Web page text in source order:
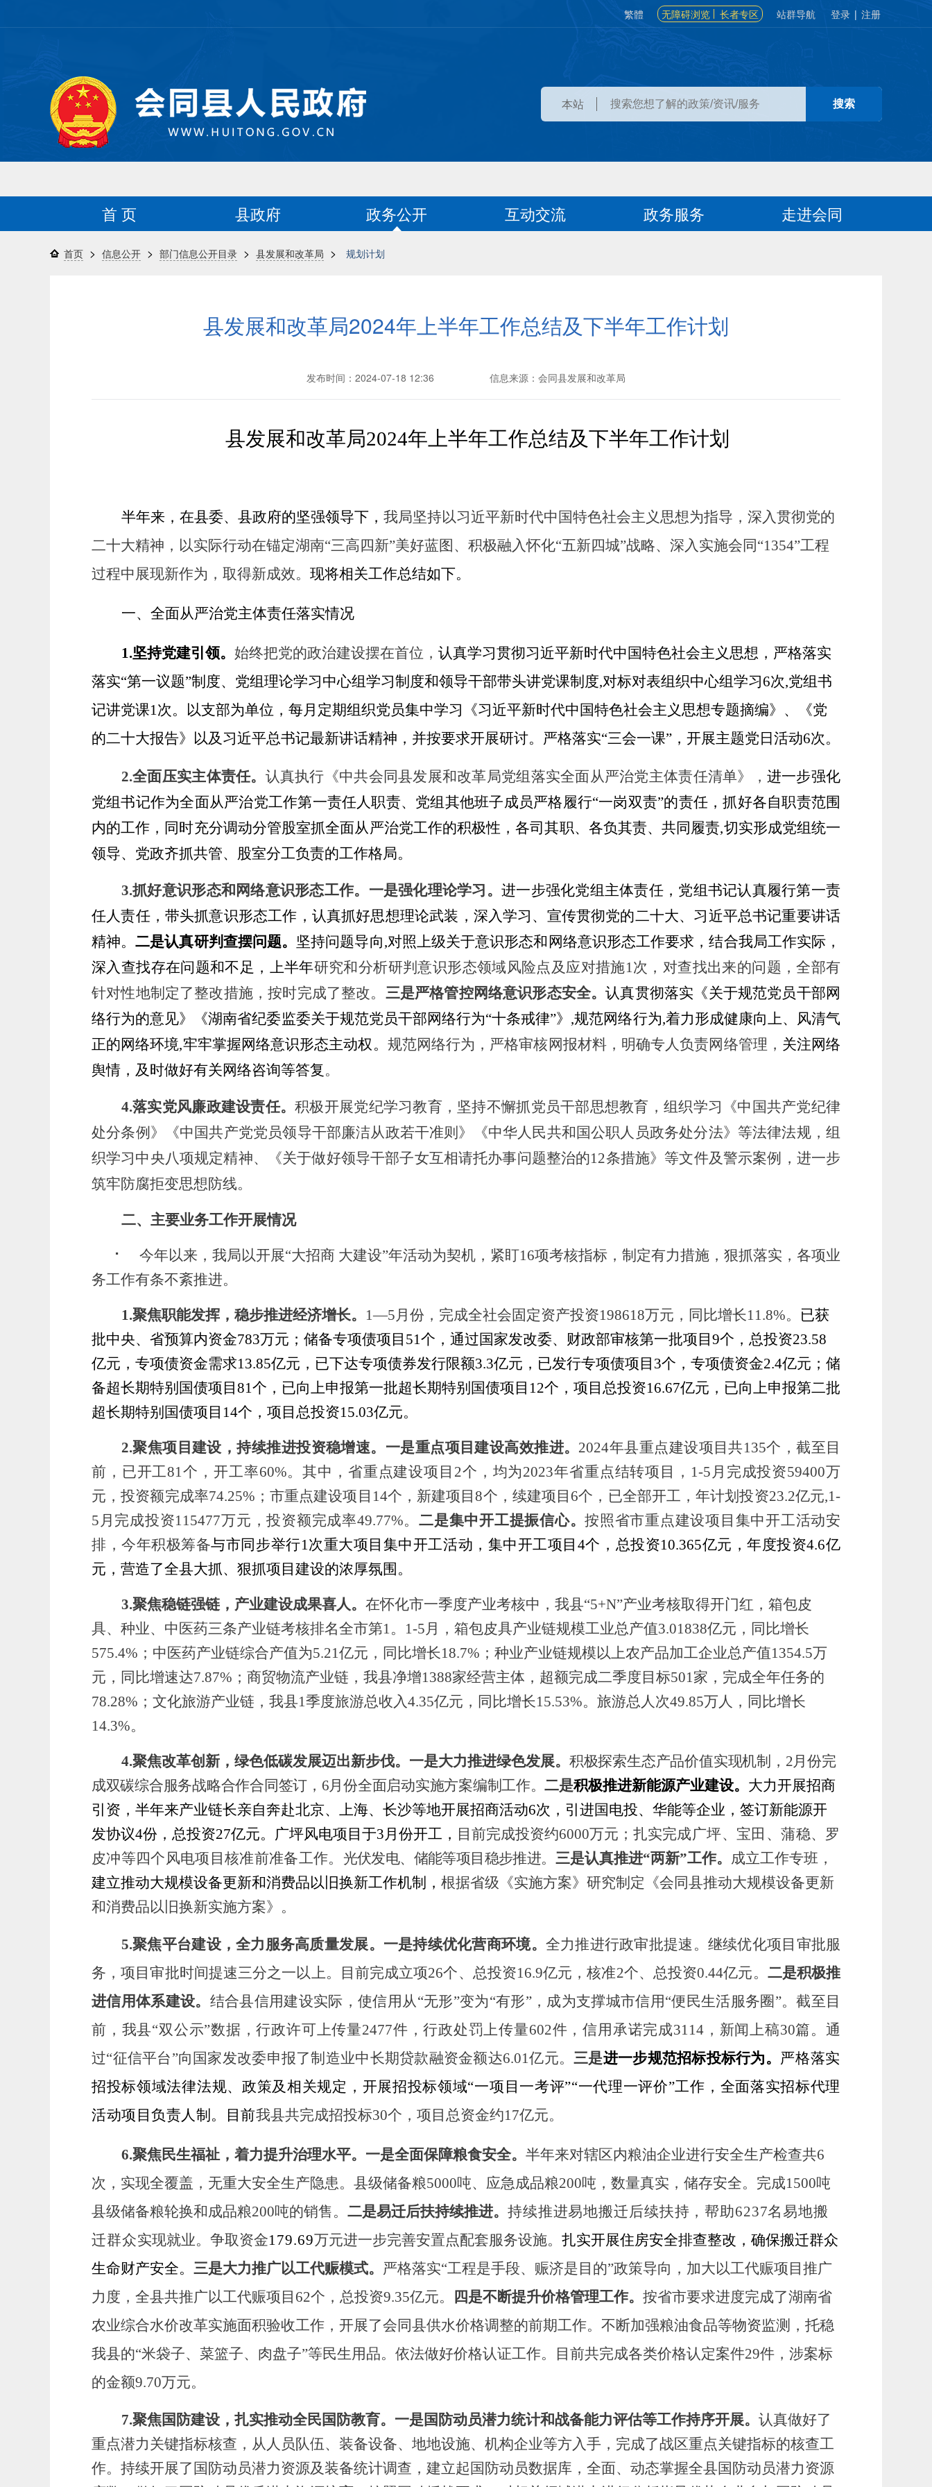
繁體 无障碍浏览 长者专区 站群导航 登录 | 注册
本站
首 页 县政府 政务公开 互动交流 政务服务 走进会同
首页 > 信息公开 > 部门信息公开目录 > 县发展和改革局 > 规划计划
县发展和改革局2024年上半年工作总结及下半年工作计划
发布时间：2024-07-18 12:36 信息来源：会同县发展和改革局
县发展和改革局2024年上半年工作总结及下半年工作计划
半年来，在县委、县政府的坚强领导下， 我局坚持以习近平新时代中国特色社会主义思想为指导，深入贯彻党的
二十大精神，以实际行动在锚定湖南“三高四新”美好蓝图、积极融入怀化“五新四城”战略、深入实施会同“1354”工程
过程中展现新作为，取得新成效。 现将相关工作总结如下。
一、 全面从严治党主体责任落实情况
1.坚持党建引领。 始终把党的政治建设摆在首位， 认真学习贯彻习近平新时代中国特色社会主义思想， 严格落实
落实“第一议题”制度、党组理论学习中心组学习制度和领导干部带头讲党课制度,对标对表组织中心组学习6次,党组书
记讲党课1次。
以支部为单位，每月定期组织党员集中学习《习近平新时代中国特色社会主义思想专题摘编》、《党
的二十大报告》以及习近平总书记最新讲话精神，并按要求开展研讨。 严格落实“三会一课”， 开展主题党日活动6次。
2.全面压实主体责任。 认真执行 《中共会同县发展和改革局党组落实全面从严治党主体责任清单》， 进一步强化
党组书记作为全面从严治党工作第一责任人职责、党组其他班子成员严格履行“一岗双责”的责任，抓好各自职责范围
内的工作，同时充分调动分管股室抓全面从严治党工作的积极性，各司其职、各负其责、共同履责,切实形成党组统一
领导、党政齐抓共管、 股室分工负责的工作格局。
3.抓好意识形态和网络意识形态工作。 一是强化理论学习。 进一步强化党组主体责任，党组书记认真履行第一责
任人责任，带头抓意识形态工作，认真抓好思想理论武装 ， 深入学习、宣传贯彻党的二十大、习近平总书记重要讲话
精神。二是认真研判查摆问题。 坚持问题导向,对照上级关于意识形态和网络意识形态工作要求，结合我局工作实际，
深入查找存在问题和不足 ，上半年研究和分析研判意识形态领域风险点及应对措施1次 ，对查找出来的问题，全部有
针对性地制定了整改措施，按时完成了整改。 三是严格管控网络意识形态安全。认真贯彻落实《关于规范党员干部网
络行为的意见》《湖南省纪委监委关于规范党员干部网络行为“十条戒律”》 ,规范网络行为,着力形成健康向上、风清气
正的网络环境,牢牢掌握网络意识形态主动权。 规范网络行为，严格审核网报材料， 明确专人负责网络管理， 关注网络
舆情，及时做好有关网络咨询等答复。
4.落实党风廉政建设责任。积极开展党纪学习教育， 坚持不懈抓党员干部思想教育 ，组织学习《中国共产党纪律
处分条例》《中国共产党党员领导干部廉洁从政若干准则》《中华人民共和国公职人员政务处分法》等法律法规，组
织学习中央八项规定精神、
《关于做好领导干部子女互相请托办事问题整治的12条措施》等文件及警示案例，进一步
筑牢防腐拒变思想防线。
二、主要业务工作开展情况
⠂ 今年以来，我局以开展“大招商 大建设”年活动为契机，紧盯16项考核指标，制定有力措施，狠抓落实，各项业
务工作有条不紊推进。
1.聚焦职能发挥，稳步推进经济增长。 1—5月份，完成全社会固定资产投资198618万元，同比增长11.8%。 已获
批中央、省预算内资金783万元； 储备专项债项目 51个， 通过国家发改委、财政部审核第一批项目9个， 总投资23.58
亿元， 专项债资金需求13.85亿元，已下达专项债券发行限额3.3亿元， 已发行专项债项目 3个， 专项债资金2.4亿元； 储
备超长期特别国债项目81个，已向上申报第一批超长期特别国债项目12个，项目总投资16.67亿元，已向上申报第二批
超长期特别国债项目14个，项目总投资15.03亿元。
2.聚焦项目建设，持续推进投资稳增速。 一是重点项目建设高效推进。 2024年县重点建设项目共135个，截至目
前，已开工81个，开工率60%。其中， 省重点建设项目 2个，均为2023年省重点结转项目， 1-5月完成投资59400万
元，投资额完成率74.25%； 市重点建设项目 14个，新建项目8个，续建项目6个，已全部开工，年计划投资23.2亿元,1-
5月完成投资115477万元，投资额完成率49.77%。二是集中开工提振信心。按照省市重点建设项目集中开工活动安
排，今年积极筹备与市同步举行1次重大项目集中开工活动，集中开工项目4个，总投资10.365亿元，年度投资4.6亿
元，营造了全县大抓、狠抓项目建设的浓厚氛围。
3.聚焦稳链强链， 产业建设成果喜人。 在怀化市一季度产业考核中，我县“5+N”产业考核取得开门红，箱包皮
具、种业、中医药三条产业链考核排名全市第1。1-5月，箱包皮具产业链规模工业总产值3.01838亿元，同比增长
575.4%； 中医药产业链综合产值为5.21亿元，同比增长18.7%； 种业产业链规模以上农产品加工企业总产值1354.5万
元，同比增速达7.87%； 商贸物流产业链， 我县净增1388家经营主体，超额完成二季度目标501家，完成全年任务的
78.28%； 文化旅游产业链， 我县1季度旅游总收入4.35亿元，同比增长15.53%。旅游总人次49.85万人，同比增长
14.3%。
4.聚焦改革创新，绿色低碳发展迈出新步伐。 一是大力推进绿色发展。 积极探索生态产品价值实现机制， 2月份完
成双碳综合服务战略合作合同签订，6月份全面启动实施方案编制工作。二是积极推进新能源产业建设。 大力开展招商
引资，半年来产业链长亲自奔赴北京、上海、长沙等地开展招商活动6次，引进国电投、华能等企业，签订新能源开
发协议4份，总投资27亿元。广坪风电项目于3月份开工， 目前完成投资约6000万元；扎实完成广坪、宝田、蒲稳、 罗
皮冲等四个风电项目核准前准备工作。 光伏发电、储能等项目稳步推进。 三是认真推进“两新”工作。 成立工作专班，
建立推动大规模设备更新和消费品以旧换新工作机制， 根据省级《实施方案》 研究制定《会同县推动大规模设备更新
和消费品以旧换新实施方案》 。
5.聚焦平台建设，全力服务高质量发展。 一是持续优化营商环境。 全力推进行政审批提速。 继续优化项目审批服
务 ，项目审批时间提速三分之一以上。目前完成立项26个、总投资16.9亿元，核准2个、总投资0.44亿元。 二是积极推
进信用体系建设。 结合县信用建设实际，使信用从“无形”变为“有形”，成为支撑城市信用“便民生活服务圈”。截至目
前，我县“双公示”数据，行政许可上传量2477件，行政处罚上传量602件，信用承诺完成3114，新闻上稿30篇。通
过“征信平台”向国家发改委申报了制造业中长期贷款融资金额达6.01亿元。三是进一步规范招标投标行为。 严格落实
招投标领域法律法规、政策及相关规定，开展招投标领域“一项目一考评”“一代理一评价”工作，全面落实招标代理
活动项目负责人制 。目前我县共完成招投标30个 ，项目总资金约17亿元。
6.聚焦民生福祉，着力提升治理水平。 一是全面保障粮食安全。 半年来对辖区内粮油企业进行安全生产检查共6
次，实现全覆盖，无重大安全生产隐患。县级储备粮5000吨、 应急成品粮200吨，数量真实，储存安全。完成1500吨
县级储备粮轮换和成品粮200吨的销售。 二是易迁后扶持续推进。 持续推进易地搬迁后续扶持，帮助6237名易地搬
迁群众实现就业。争取资金179.69万元进一步完善安置点配套服务设施。扎实开展住房安全排查整改，确保搬迁群众
生命财产安全。 三是大力推广以工代赈模式。 严格落实“工程是手段、赈济是目的”政策导向， 加大以工代赈项目推广
力度，全县共推广以工代赈项目 62个，总投资9.35亿元。 四是不断提升价格管理工作。 按省市要求进度完成了湖南省
农业综合水价改革实施面积验收工作，开展了会同县供水价格调整的前期工作。 不断加强粮油食品等物资监测 ， 托稳
我县的“米袋子、菜篮子、肉盘子”等民生用品。 依法做好价格认证工作。 目前共完成各类价格认定案件29件，涉案标
的金额9.70万元。
7.聚焦国防建设，扎实推动全民国防教育。 一是国防动员潜力统计和战备能力评估等工作持序开展。 认真做好了
重点潜力关键指标核查 ， 从人员队伍、装备设备、地地设施、机构企业等方入手，完成了战区重点关键指标的核查工
作。持续开展了国防动员潜力资源及装备统计调查，建立起国防动员数据库，全面、动态掌握全县国防动员潜力资源